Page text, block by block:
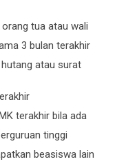
tua atau wali
3 bulan terakhir
atau surat
terakhir bila ada
tinggi
beasiswa lain